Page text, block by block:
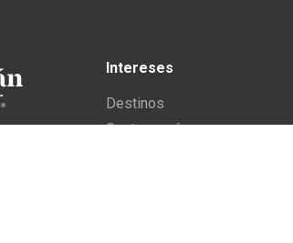
Intereses
Destinos
Gastronomía